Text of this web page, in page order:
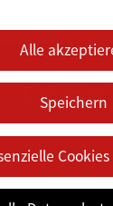
IMPRESSUM
KONTAKT
Alle
Speichern